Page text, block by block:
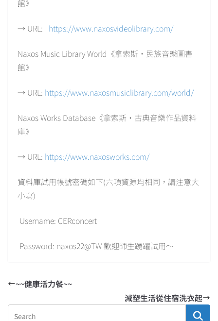
館》
→ URL: https://www.naxosvideolibrary.com/
Naxos Music Library World《拿索斯‧民族音樂圖書
館》
→ URL: https://www.naxosmusiclibrary.com/world/
Naxos Works Database《拿索斯‧古典音樂作品資料
庫》
→ URL: https://www.naxosworks.com/
資料庫試用帳號密碼如下(六項資源均相同，請注意大
小寫)
Username: CERconcert
Password: naxos22@TW 歡迎師生踴躍試用～
~~健康活力餐~~
減塑生活從住宿洗衣起